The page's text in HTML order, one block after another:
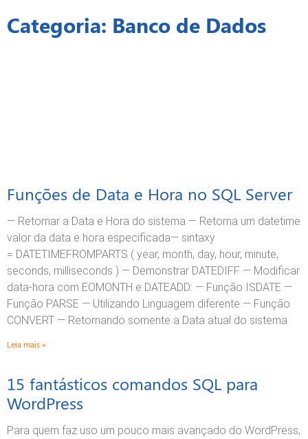
Categoria: Banco de Dados
Funções de Data e Hora no SQL Server
— Retornar a Data e Hora do sistema — Retorna um datetime
valor da data e hora especificada— sintaxy
= DATETIMEFROMPARTS ( year, month, day, hour, minute,
seconds, milliseconds ) — Demonstrar DATEDIFF — Modificar
data-hora com EOMONTH e DATEADD: — Função ISDATE —
Função PARSE — Utilizando Linguagem diferente — Função
CONVERT — Retornando somente a Data atual do sistema
Leia mais »
15 fantásticos comandos SQL para
WordPress
Para quem faz uso um pouco mais avançado do WordPress,